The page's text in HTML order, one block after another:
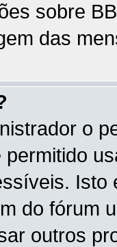
sobre
das
o
do fórum
outros